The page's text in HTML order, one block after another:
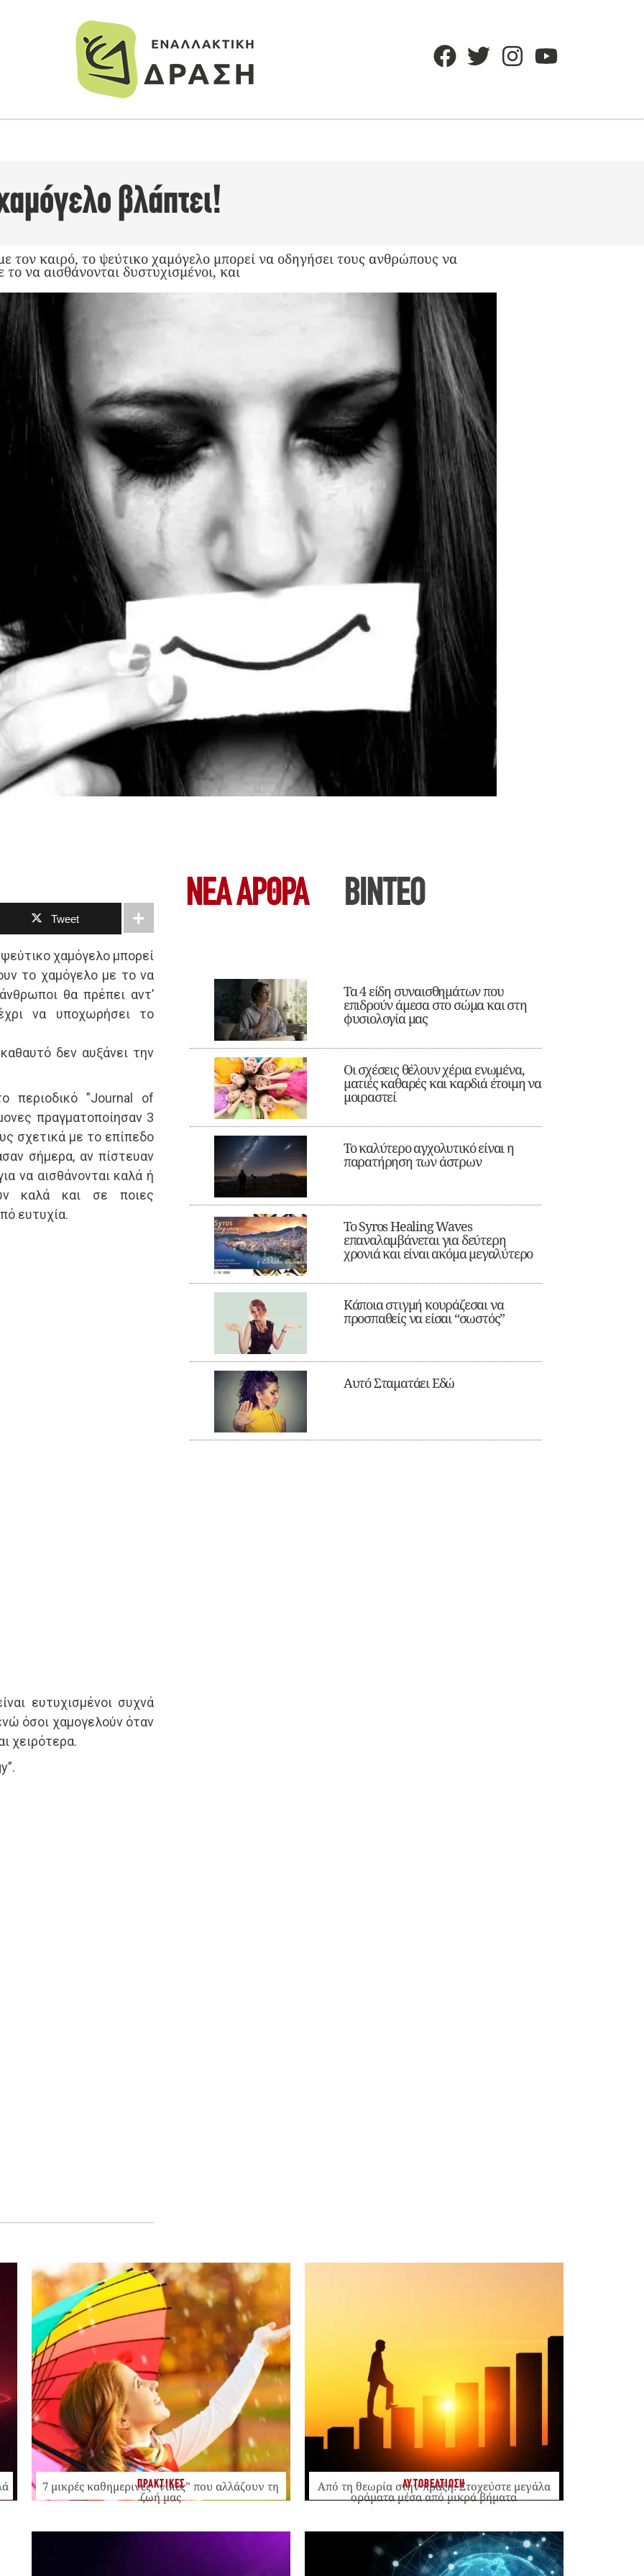
βλάπτει!
τον καιρό, το ψεύτικο χαμόγελο μπορεί να οδηγήσει τους ανθρώπους να
να αισθάνονται δυστυχισμένοι, και
Tweet
χαμόγελο μπορεί
το χαμόγελο με το να
θα πρέπει αντ’
να υποχωρήσει το
δεν αυξάνει την
περιοδικό ”Journal of
πραγματοποίησαν 3
σχετικά με το επίπεδο
σήμερα, αν πίστευαν
να αισθάνονται καλά ή
καλά και σε ποιες
ευτυχία.
ευτυχισμένοι συχνά
όσοι χαμογελούν όταν
χειρότερα.
ΝΕΑ ΆΡΘΡΑ ΒΙΝΤΕΟ
Τα 4 είδη συναισθημάτων που
επιδρούν άμεσα στο σώμα και στη
φυσιολογία μας
Οι σχέσεις θέλουν χέρια ενωμένα,
ματιές καθαρές και καρδιά έτοιμη να
μοιραστεί
Το καλύτερο αγχολυτικό είναι η
παρατήρηση των άστρων
Το Syros Healing Waves
επαναλαμβάνεται για δεύτερη
χρονιά και είναι ακόμα μεγαλύτερο
Κάποια στιγμή κουράζεσαι να
προσπαθείς να είσαι “σωστός”
Αυτό Σταματάει Εδώ
ΠΡΑΚΤΙΚΕΣ
7 μικρές καθημερινές “νίκες” που αλλάζουν τη
ζωή μας
ΑΥΤΟΒΕΛΤΙΩΣΗ
Από τη θεωρία στην πράξη: Στοχεύστε μεγάλα
οράματα μέσα από μικρά βήματα